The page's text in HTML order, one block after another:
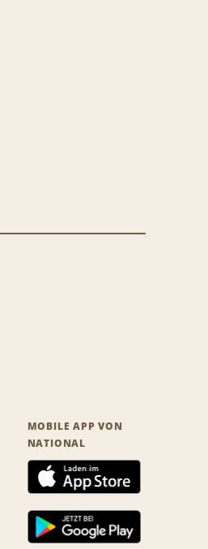
MOBILE APP VON
NATIONAL